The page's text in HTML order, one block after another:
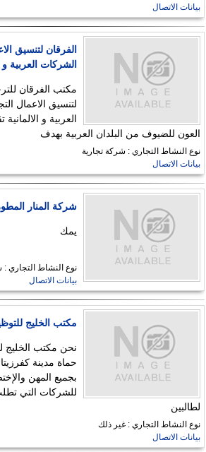
بيانات الاتصال
الفرقان لتنسيق
الشركات العربية و
مكتب الفرقان
لتنسيق الاعمال
العربية و
العون للضيوف من البلدان العربية بهدف
نوع النشاط التجاري : شركة تجارية
بيانات الاتصال
شركة المنار
يمك
نوع النشاط التجاري :
بيانات الاتصال
مكتب الخليج
نحن مكتب الخليج
حماة مدينة
بجميع المهن
للشركات التي
لطالبين
نوع النشاط التجاري : غير ذلك
بيانات الاتصال